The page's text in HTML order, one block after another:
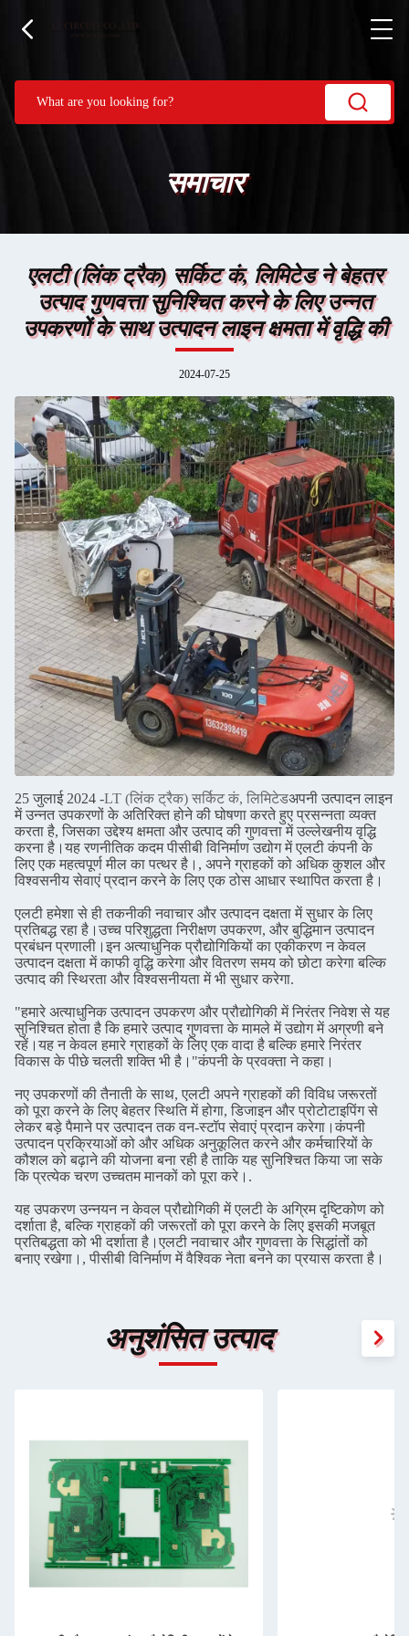
समाचार
एलटी (लिंक ट्रैक) सर्किट कं, लिमिटेड ने बेहतर
उत्पाद गुणवत्ता सुनिश्चित करने के लिए उन्नत
उपकरणों के साथ उत्पादन लाइन क्षमता में वृद्धि की
2024-07-25
25 जुलाई 2024 -LT (लिंक ट्रैक) सर्किट कं, लिमिटेडअपनी उत्पादन लाइन
में उन्नत उपकरणों के अतिरिक्त होने की घोषणा करते हुए प्रसन्नता व्यक्त
करता है, जिसका उद्देश्य क्षमता और उत्पाद की गुणवत्ता में उल्लेखनीय वृद्धि
करना है।यह रणनीतिक कदम पीसीबी विनिर्माण उद्योग में एलटी कंपनी के
लिए एक महत्वपूर्ण मील का पत्थर है।, अपने ग्राहकों को अधिक कुशल और
विश्वसनीय सेवाएं प्रदान करने के लिए एक ठोस आधार स्थापित करता है।
एलटी हमेशा से ही तकनीकी नवाचार और उत्पादन दक्षता में सुधार के लिए
प्रतिबद्ध रहा है।उच्च परिशुद्धता निरीक्षण उपकरण, और बुद्धिमान उत्पादन
प्रबंधन प्रणाली।इन अत्याधुनिक प्रौद्योगिकियों का एकीकरण न केवल
उत्पादन दक्षता में काफी वृद्धि करेगा और वितरण समय को छोटा करेगा बल्कि
उत्पाद की स्थिरता और विश्वसनीयता में भी सुधार करेगा.
"हमारे अत्याधुनिक उत्पादन उपकरण और प्रौद्योगिकी में निरंतर निवेश से यह
सुनिश्चित होता है कि हमारे उत्पाद गुणवत्ता के मामले में उद्योग में अग्रणी बने
रहें।यह न केवल हमारे ग्राहकों के लिए एक वादा है बल्कि हमारे निरंतर
विकास के पीछे चलती शक्ति भी है।"कंपनी के प्रवक्ता ने कहा।
नए उपकरणों की तैनाती के साथ, एलटी अपने ग्राहकों की विविध जरूरतों
को पूरा करने के लिए बेहतर स्थिति में होगा, डिजाइन और प्रोटोटाइपिंग से
लेकर बड़े पैमाने पर उत्पादन तक वन-स्टॉप सेवाएं प्रदान करेगा।कंपनी
उत्पादन प्रक्रियाओं को और अधिक अनुकूलित करने और कर्मचारियों के
कौशल को बढ़ाने की योजना बना रही है ताकि यह सुनिश्चित किया जा सके
कि प्रत्येक चरण उच्चतम मानकों को पूरा करे।.
यह उपकरण उन्नयन न केवल प्रौद्योगिकी में एलटी के अग्रिम दृष्टिकोण को
दर्शाता है, बल्कि ग्राहकों की जरूरतों को पूरा करने के लिए इसकी मजबूत
प्रतिबद्धता को भी दर्शाता है।एलटी नवाचार और गुणवत्ता के सिद्धांतों को
बनाए रखेगा।, पीसीबी विनिर्माण में वैश्विक नेता बनने का प्रयास करता है।
अनुशंसित उत्पाद